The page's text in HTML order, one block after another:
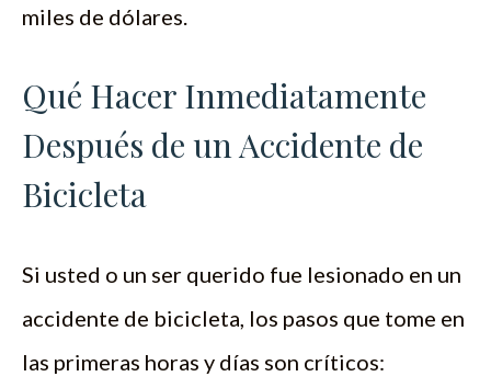
miles de dólares.
Qué Hacer Inmediatamente
Después de un Accidente de
Bicicleta
Si usted o un ser querido fue lesionado en un
accidente de bicicleta, los pasos que tome en
las primeras horas y días son críticos: